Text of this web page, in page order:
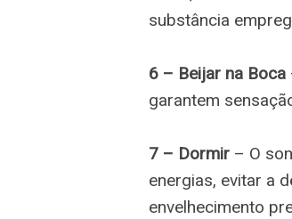
substância
6 – Beijar na Boca
garantem
7 – Dormir – O
energias, evitar a
envelhecimento